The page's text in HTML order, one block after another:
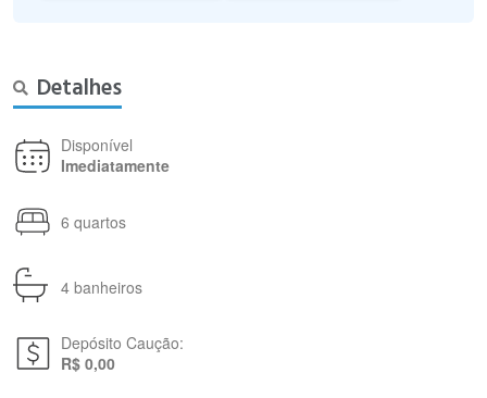
Detalhes
Disponível
Imediatamente
6 quartos
4 banheiros
Depósito Caução:
R$ 0,00